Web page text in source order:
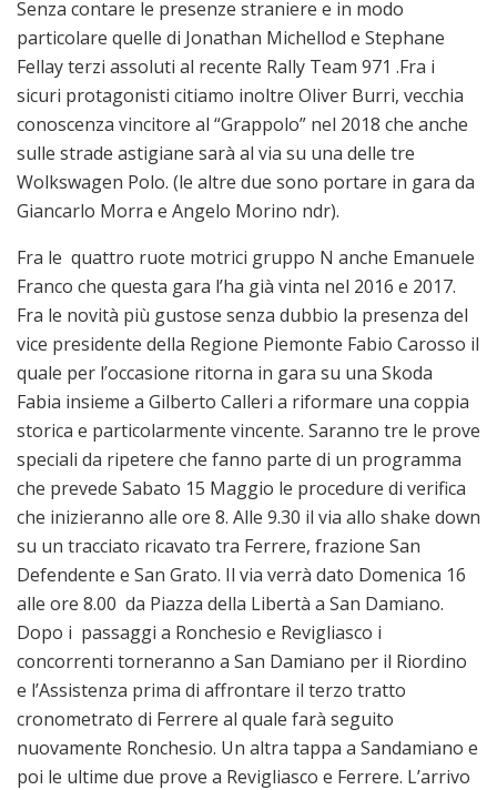
Senza contare le presenze straniere e in modo
particolare quelle di Jonathan Michellod e Stephane
Fellay terzi assoluti al recente Rally Team 971 .Fra i
sicuri protagonisti citiamo inoltre Oliver Burri, vecchia
conoscenza vincitore al “Grappolo” nel 2018 che anche
sulle strade astigiane sarà al via su una delle tre
Wolkswagen Polo. (le altre due sono portare in gara da
Giancarlo Morra e Angelo Morino ndr).
Fra le quattro ruote motrici gruppo N anche Emanuele
Franco che questa gara l’ha già vinta nel 2016 e 2017.
Fra le novità più gustose senza dubbio la presenza del
vice presidente della Regione Piemonte Fabio Carosso il
quale per l’occasione ritorna in gara su una Skoda
Fabia insieme a Gilberto Calleri a riformare una coppia
storica e particolarmente vincente. Saranno tre le prove
speciali da ripetere che fanno parte di un programma
che prevede Sabato 15 Maggio le procedure di verifica
che inizieranno alle ore 8. Alle 9.30 il via allo shake down
su un tracciato ricavato tra Ferrere, frazione San
Defendente e San Grato. Il via verrà dato Domenica 16
alle ore 8.00 da Piazza della Libertà a San Damiano.
Dopo i passaggi a Ronchesio e Revigliasco i
concorrenti torneranno a San Damiano per il Riordino
e l’Assistenza prima di affrontare il terzo tratto
cronometrato di Ferrere al quale farà seguito
nuovamente Ronchesio. Un altra tappa a Sandamiano e
poi le ultime due prove a Revigliasco e Ferrere. L’arrivo